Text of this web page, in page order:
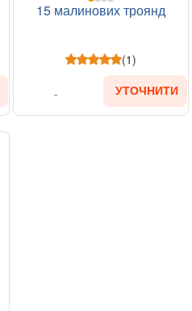
15 малинових троянд
(1)
УТОЧНИТИ